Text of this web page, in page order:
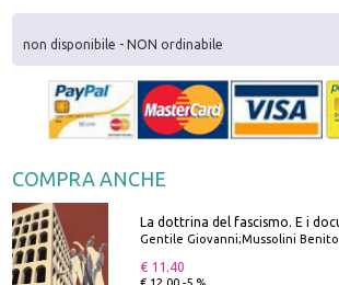
non disponibile - NON ordinabile
COMPRA ANCHE
Gentile Giovanni;Mussolini Benito
€ 11.40
€ 12.00 -5 %